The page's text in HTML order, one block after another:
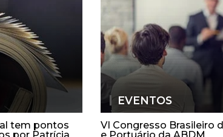
tem pontos
EVENTOS
VI Congresso Brasileiro